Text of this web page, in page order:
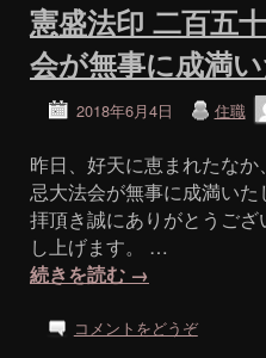
憲盛法印 二百五
会が無事に成満い
2018年6月4日 住職
昨日、好天に恵まれたな
忌大法会が無事に成満い
拝頂き誠にありがとうご
し上げます。 …
続きを読む →
コメントをどうぞ